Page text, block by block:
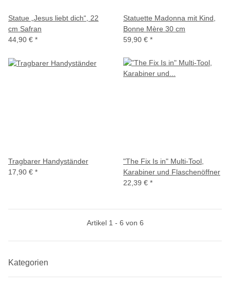
Statue „Jesus liebt dich“, 22
cm Safran
44,90 € *
Statuette Madonna mit Kind,
Bonne Mère 30 cm
59,90 € *
Tragbarer Handyständer
17,90 € *
"The Fix Is in" Multi-Tool,
Karabiner und Flaschenöffner
22,39 € *
Artikel 1 - 6 von 6
Kategorien